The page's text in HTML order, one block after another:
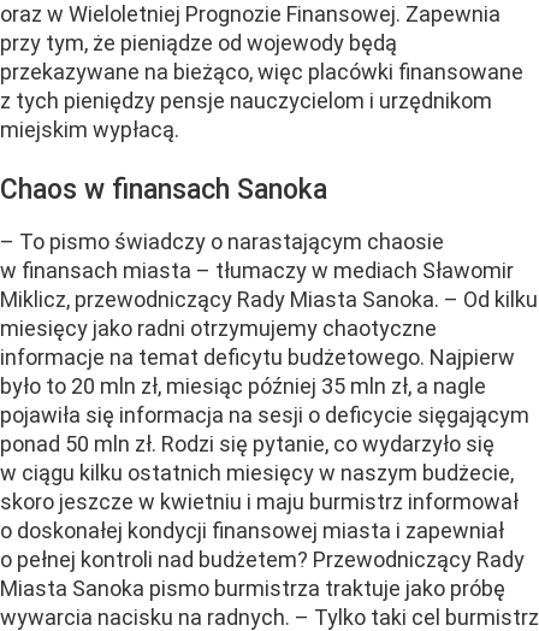
oraz w Wieloletniej Prognozie Finansowej. Zapewnia
przy tym, że pieniądze od wojewody będą
przekazywane na bieżąco, więc placówki finansowane
z tych pieniędzy pensje nauczycielom i urzędnikom
miejskim wypłacą.
Chaos w finansach Sanoka
– To pismo świadczy o narastającym chaosie
w finansach miasta – tłumaczy w mediach Sławomir
Miklicz, przewodniczący Rady Miasta Sanoka. – Od kilku
miesięcy jako radni otrzymujemy chaotyczne
informacje na temat deficytu budżetowego. Najpierw
było to 20 mln zł, miesiąc później 35 mln zł, a nagle
pojawiła się informacja na sesji o deficycie sięgającym
ponad 50 mln zł. Rodzi się pytanie, co wydarzyło się
w ciągu kilku ostatnich miesięcy w naszym budżecie,
skoro jeszcze w kwietniu i maju burmistrz informował
o doskonałej kondycji finansowej miasta i zapewniał
o pełnej kontroli nad budżetem? Przewodniczący Rady
Miasta Sanoka pismo burmistrza traktuje jako próbę
wywarcia nacisku na radnych. – Tylko taki cel burmistrz